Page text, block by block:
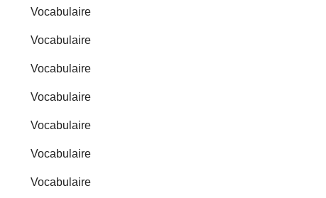
Vocabulaire
Vocabulaire
Vocabulaire
Vocabulaire
Vocabulaire
Vocabulaire
Vocabulaire